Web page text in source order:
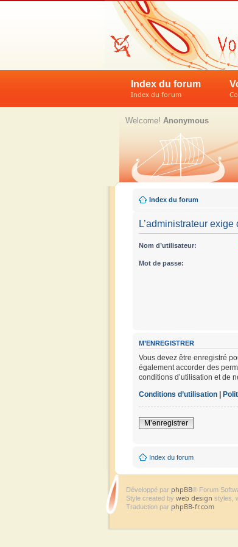
Index du forum
Index du forum
Welcome! Anonymous
Index du forum
L’administrateur
Nom d’utilisateur:
Mot de passe:
M’ENREGISTRER
Vous devez être enregistré
également accorder des
conditions d’utilisation et de
Conditions d’utilisation |
M’enregistrer
Index du forum
Développé par phpBB® Forum
Style created by web design styles,
Traduction par phpBB-fr.com